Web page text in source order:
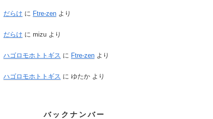
だらけ に Ftre-zen より
だらけ に mizu より
ハゴロモホトトギス に Ftre-zen より
ハゴロモホトトギス に ゆたか より
バックナンバー